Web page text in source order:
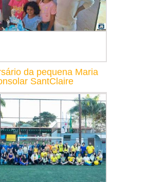
da pequena Maria
SantClaire